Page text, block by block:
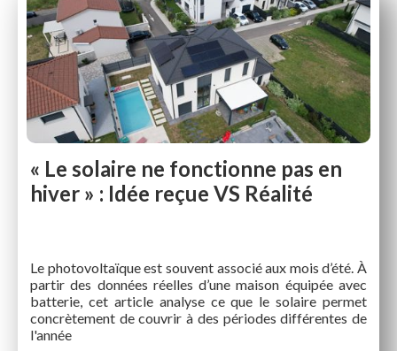
« Le solaire ne fonctionne pas en
hiver » : Idée reçue VS Réalité
Le photovoltaïque est souvent associé aux mois d’été. À
partir des données réelles d’une maison équipée avec
batterie, cet article analyse ce que le solaire permet
concrètement de couvrir à des périodes différentes de
l'année